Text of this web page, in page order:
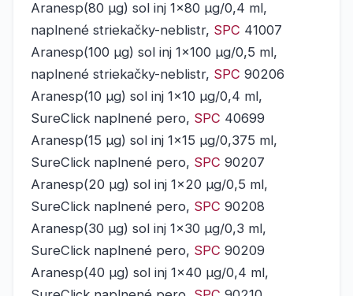
Aranesp(80 μg) sol inj 1x80 μg/0,4 ml,
naplnené striekačky-neblistr, SPC 41007
Aranesp(100 μg) sol inj 1x100 μg/0,5 ml,
naplnené striekačky-neblistr, SPC 90206
Aranesp(10 μg) sol inj 1x10 μg/0,4 ml,
SureClick naplnené pero, SPC 40699
Aranesp(15 μg) sol inj 1x15 μg/0,375 ml,
SureClick naplnené pero, SPC 90207
Aranesp(20 μg) sol inj 1x20 μg/0,5 ml,
SureClick naplnené pero, SPC 90208
Aranesp(30 μg) sol inj 1x30 μg/0,3 ml,
SureClick naplnené pero, SPC 90209
Aranesp(40 μg) sol inj 1x40 μg/0,4 ml,